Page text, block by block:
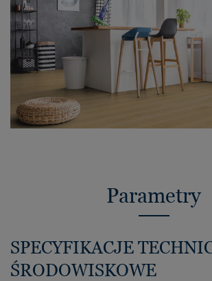
Parametry
SPECYFIKACJE
ŚRODOWISKOWE